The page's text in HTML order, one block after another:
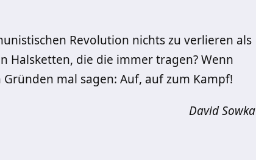
Revolution nichts zu verlieren als
Halsketten, die die immer tragen? Wenn
mal sagen: Auf, auf zum Kampf!
David Sowka